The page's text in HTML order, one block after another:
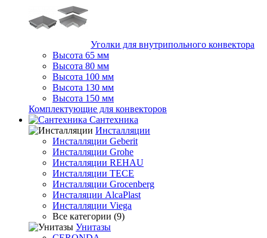
Уголки для внутрипольного конвектора
Высота 65 мм
Высота 80 мм
Высота 100 мм
Высота 130 мм
Высота 150 мм
Комплектующие для конвекторов
Сантехника
Инсталляции
Инсталляции Geberit
Инсталляции Grohe
Инсталляции REHAU
Инсталляции TECE
Инсталляции Grocenberg
Инсталяции AlcaPlast
Инсталляции Viega
Все категории (9)
Унитазы